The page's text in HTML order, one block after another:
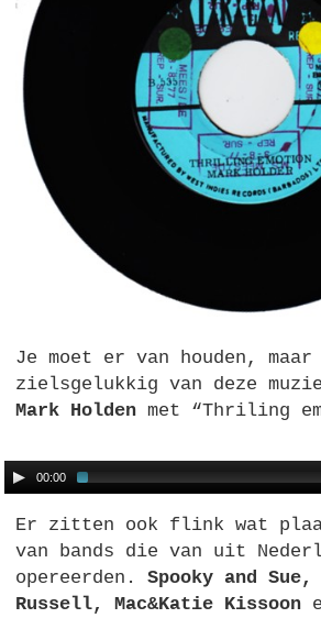
Je moet er van houden,
zielsgelukkig van deze
Mark Holden met “Thriling
00:00
Er zitten ook flink wat
van bands die van uit
opereerden.Spooky and
Russell, Mac&Katie Kissoon